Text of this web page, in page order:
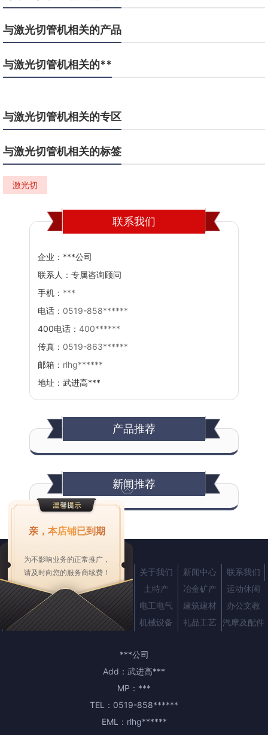
与激光切管机相关的产品
与激光切管机相关的**
与激光切管机相关的专区
与激光切管机相关的标签
激光切
联系我们
企业： ***公司
联系人： 专属咨询顾问
手机： ***
电话： 0519-858******
400电话： 400******
传真： 0519-863******
邮箱： rlhg******
地址： 武进高***
产品推荐
新闻推荐
首页 产品中心 企业商机 关于我们 新闻中心
联系我们
农业
服装 化工 土特产 冶金矿产
运动休闲
纺织皮革
交通运输 仪器仪表 电工电气 建筑建材
办公文教
家用电器
五金工具 机械设备 礼品工艺 汽摩及配件
***公司
Add： 武进高***
MP： ***
TEL： 0519-858******
EML： rlhg******
亲，本店铺已到期
为不影响业务的正常推广，
请及时向您的服务商续费！